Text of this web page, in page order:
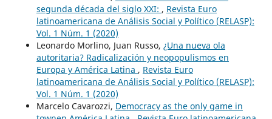
segunda década del siglo XXI: , Revista Euro
latinoamericana de Análisis Social y Político (RELASP):
Vol. 1 Núm. 1 (2020)
Leonardo Morlino, Juan Russo, ¿Una nueva ola
autoritaria? Radicalización y neopopulismos en
Europa y América Latina , Revista Euro
latinoamericana de Análisis Social y Político (RELASP):
Vol. 1 Núm. 1 (2020)
Marcelo Cavarozzi, Democracy as the only game in